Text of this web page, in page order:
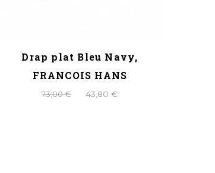
Drap plat Bleu Navy,
FRANCOIS HANS
73,00 € 43,80 €